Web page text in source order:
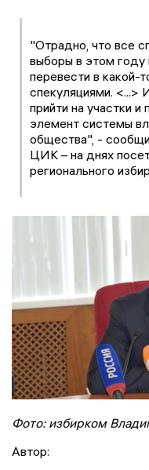
"Отрадно, что все
выборы в этом году
перевести в какой-
спекуляциями. <...>
прийти на участки
элемент системы
общества", -
ЦИК – на днях
регионального
Фото: избирком
Автор: